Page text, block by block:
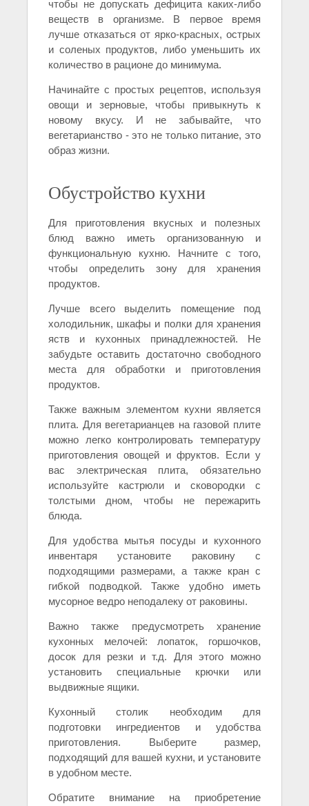
чтобы не допускать дефицита каких-либо
веществ в организме. В первое время
лучше отказаться от ярко-красных, острых
и соленых продуктов, либо уменьшить их
количество в рационе до минимума.
Начинайте с простых рецептов, используя
овощи и зерновые, чтобы привыкнуть к
новому вкусу. И не забывайте, что
вегетарианство - это не только питание, это
образ жизни.
Обустройство кухни
Для приготовления вкусных и полезных
блюд важно иметь организованную и
функциональную кухню. Начните с того,
чтобы определить зону для хранения
продуктов.
Лучше всего выделить помещение под
холодильник, шкафы и полки для хранения
яств и кухонных принадлежностей. Не
забудьте оставить достаточно свободного
места для обработки и приготовления
продуктов.
Также важным элементом кухни является
плита. Для вегетарианцев на газовой плите
можно легко контролировать температуру
приготовления овощей и фруктов. Если у
вас электрическая плита, обязательно
используйте кастрюли и сковородки с
толстыми дном, чтобы не пережарить
блюда.
Для удобства мытья посуды и кухонного
инвентаря установите раковину с
подходящими размерами, а также кран с
гибкой подводкой. Также удобно иметь
мусорное ведро неподалеку от раковины.
Важно также предусмотреть хранение
кухонных мелочей: лопаток, горшочков,
досок для резки и т.д. Для этого можно
установить специальные крючки или
выдвижные ящики.
Кухонный столик необходим для
подготовки ингредиентов и удобства
приготовления. Выберите размер,
подходящий для вашей кухни, и установите
в удобном месте.
Обратите внимание на приобретение